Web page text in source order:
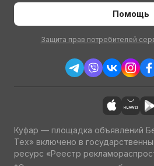
Помощь
Защита прав потребителей
Куфар — площадка объявлений
Тех» включено в
ресурс «Реестр